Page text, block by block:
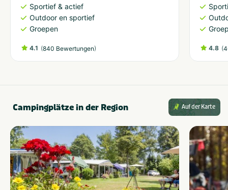
Sportief & actief
Outdoor en sportief
Groepen
4.1 (840 Bewertungen) 4.8 (
Campingplätze in der Region Auf der Karte